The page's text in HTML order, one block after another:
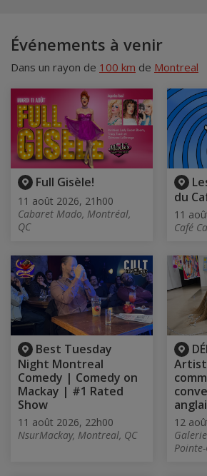
Événements à venir
Dans un rayon de 100 km de Montreal
Full Gisèle!
11 août 2026, 21h00
Cabaret Mado, Montréal,
QC
du
11
Café
Best Tuesday
Night Montreal
Comedy | Comedy on
Mackay | #1 Rated
Show
11 août 2026, 22h00
NsurMackay, Montreal, QC
12